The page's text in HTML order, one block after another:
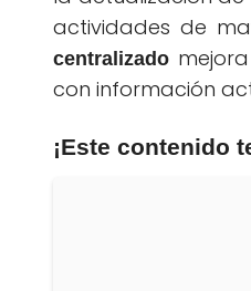
actividades de
centralizado
con información
¡Este contenido